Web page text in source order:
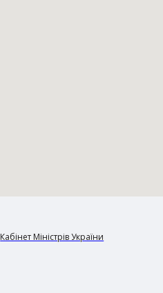
Кабінет Міністрів України